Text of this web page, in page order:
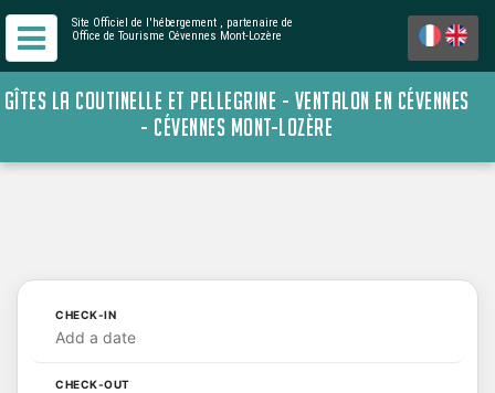
Site Officiel de l'hébergement , partenaire de
Office de Tourisme Cévennes Mont-Lozère
GÎTES LA COUTINELLE ET PELLEGRINE - VENTALON EN CÉVENNES
- CÉVENNES MONT-LOZÈRE
CHECK-IN
Add a date
CHECK-OUT